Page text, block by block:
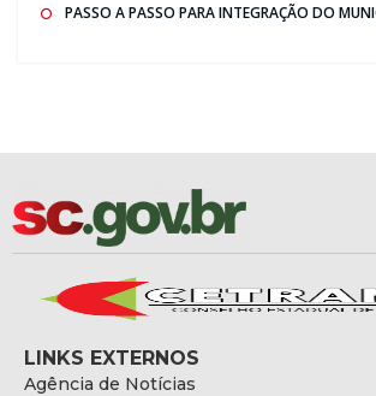
PASSO A PASSO PARA INTEGRAÇÃO DO
LINKS EXTERNOS
Agência de Notícias